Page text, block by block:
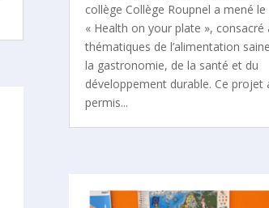
collège Collège Roupnel a mené
« Health on your plate », consacré
thématiques de l’alimentation
la gastronomie, de la santé et du
développement durable. Ce projet
permis...